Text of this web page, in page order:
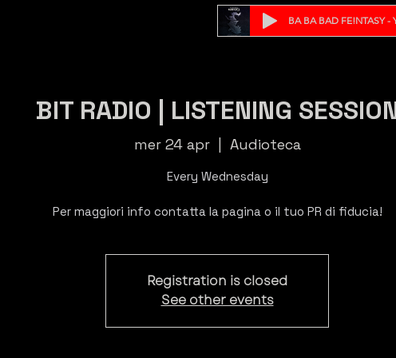
BA BA BAD FE!NTASY -
BIT RADIO | LISTENING
mer 24 apr
  |
Audioteca
Every Wednesday
Per maggiori info contatta la pagina o il tuo PR di fiducia!
Registration is closed
See other events